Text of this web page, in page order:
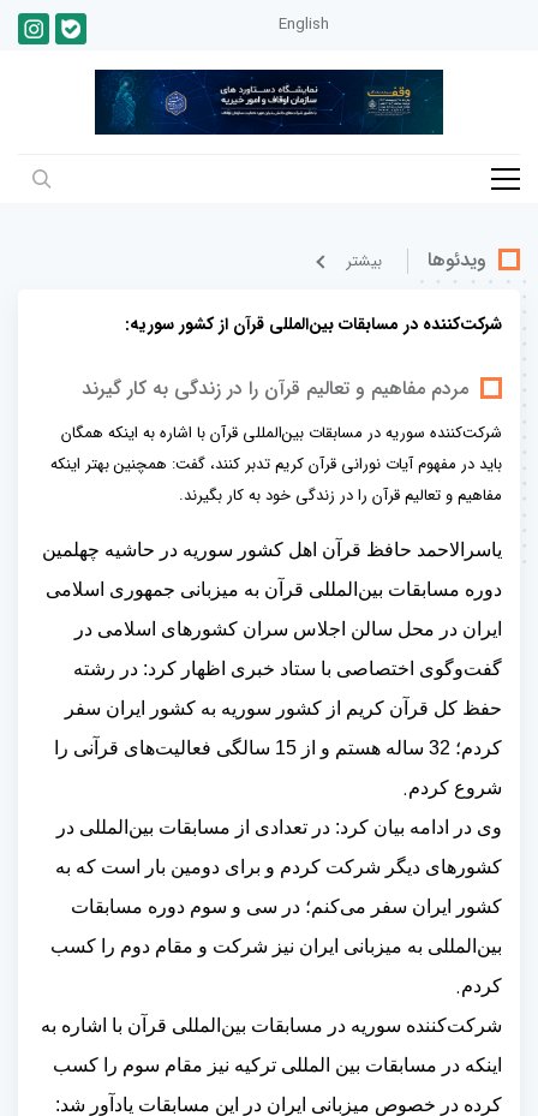
English
ویدئوها بيشتر
شرکت‌کننده در مسابقات بین‌المللی قرآن از کشور سوریه:
مردم مفاهیم و تعالیم قرآن را در زندگی به کار گیرند
شرکت‌کننده سوریه در مسابقات بین‌المللی قرآن با اشاره به اینکه همگان
باید در مفهوم آیات نورانی قرآن کریم تدبر کنند، گفت: همچنین بهتر اینکه
مفاهیم و تعالیم قرآن را در زندگی خود به کار بگیرند.
یاسرالاحمد حافظ قرآن اهل کشور سوریه در حاشیه چهلمین
دوره مسابقات بین‌المللی قرآن به میزبانی جمهوری اسلامی
ایران در محل سالن اجلاس سران کشورهای اسلامی در
گفت‌وگوی اختصاصی با ستاد خبری اظهار کرد: در رشته
حفظ کل قرآن کریم از کشور سوریه به کشور ایران سفر
کردم؛ 32 ساله هستم و از 15 سالگی فعالیت‌های قرآنی را
شروع کردم.
وی در ادامه بیان کرد: در تعدادی از مسابقات بین‌المللی در
کشورهای دیگر شرکت کردم و برای دومین بار است که به
کشور ایران سفر می‌کنم؛ در سی و سوم دوره مسابقات
بین‌المللی به میزبانی ایران نیز شرکت و مقام دوم را کسب
کردم.
شرکت‌کننده سوریه در مسابقات بین‌المللی قرآن با اشاره به
اینکه در مسابقات بین المللی ترکیه نیز مقام سوم را کسب
کرده در خصوص میزبانی ایران در این مسابقات یادآور شد: